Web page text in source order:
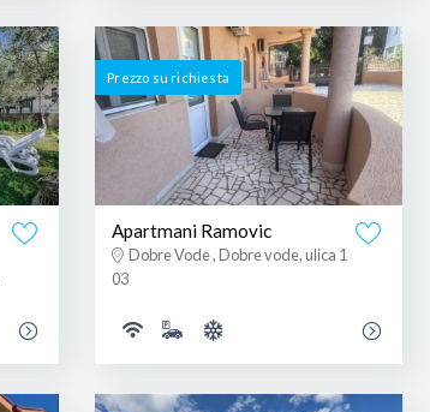
Prezzo su richiesta
Apartmani Ramovic
Dobre Vode , Dobre vode, ulica 1
03